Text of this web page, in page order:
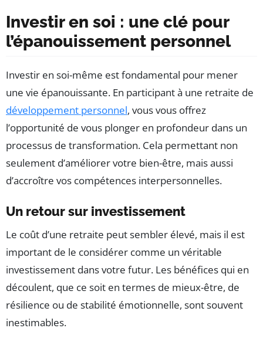
Investir en soi : une clé pour
l’épanouissement personnel
Investir en soi-même est fondamental pour mener
une vie épanouissante. En participant à une retraite de
développement personnel, vous vous offrez
l’opportunité de vous plonger en profondeur dans un
processus de transformation. Cela permettant non
seulement d’améliorer votre bien-être, mais aussi
d’accroître vos compétences interpersonnelles.
Un retour sur investissement
Le coût d’une retraite peut sembler élevé, mais il est
important de le considérer comme un véritable
investissement dans votre futur. Les bénéfices qui en
découlent, que ce soit en termes de mieux-être, de
résilience ou de stabilité émotionnelle, sont souvent
inestimables.